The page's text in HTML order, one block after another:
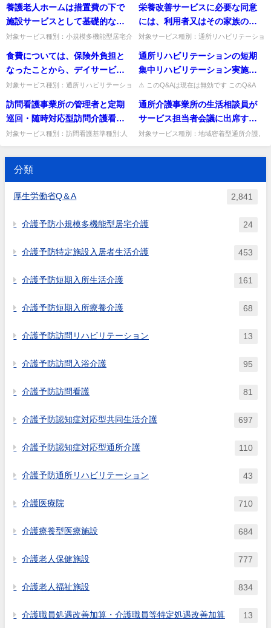
施設を１ユニットの定員が15人
を超えない範囲で整備すること
適切なため、個室に移している
が、17年10月1日以降にこのよう
な場合にも居住費を徴収するこ
ととするのか。
か。医師の判断で看取りが必要なら経過措
置を適用し、多床室の介護報...
記載方法。負担限度額欄は多床室にのみ記
載し、他の居室区分は「−」...
養護老人ホームは措置費の下で
施設サービスとして基礎的な生
活支援が行われているところで
あり、養護老人ホームの入所者
を利用することは想定していな
いとあるが、養護老人ホームの
入所者が指定小規模多機能型居
宅介護を利用した場合、介護報
酬は算定できないのか。
対象サービス種別：小規模多機能型居宅介
質問養護老人ホームは措置費の下で施設サ
ービスとして基礎的な生活支...
栄養改善サービスに必要な同意
には、利用者又はその家族の自
署又は押印は必ずしも必要では
ないと考えるが如何。
対象サービス種別：通所リハビリテーショ
問栄養改善サービスに必要な同意には、利
用者又はその家族の自署又は...
食費については、保険外負担と
なったことから、デイサービス
やショートステイに弁当を持っ
てきてもよいのか。
対象サービス種別：通所リハビリテーショ
費については、保険外負担となったことか
ら、デイサービスやショート...
通所リハビリテーションの短期
集中リハビリテーション実施加
算の「退院(所）日」について、
短期入所生活介護(療養介護）か
らの退院(所）も含むのか。
⚠ このQ&Aは現在は無効です このQ&A
となっています（処遇改善加算など、要件
が変更さ...
訪問看護事業所の管理者と定期
巡回・随時対応型訪問介護看護
事業所又は複合型サービス事業
所の管理者を兼ねることは可能
対象サービス種別：訪問看護基準種別:人
事業所又は複合型サービス事...
通所介護事業所の生活相談員が
サービス担当者会議に出席する
ための時間については確保すべ
き勤務延時間数に含めることが
対象サービス種別：地域密着型通所介護,
分類
厚生労働省Q＆A 2,841
介護予防小規模多機能型居宅介護 24
介護予防特定施設入居者生活介護 453
介護予防短期入所生活介護 161
介護予防短期入所療養介護 68
介護予防訪問リハビリテーション 13
介護予防訪問入浴介護 95
介護予防訪問看護 81
介護予防認知症対応型共同生活介護 697
介護予防認知症対応型通所介護 110
介護予防通所リハビリテーション 43
介護医療院 710
介護療養型医療施設 684
介護老人保健施設 777
介護老人福祉施設 834
介護職員処遇改善加算・介護職員等特定処遇改善加算 13